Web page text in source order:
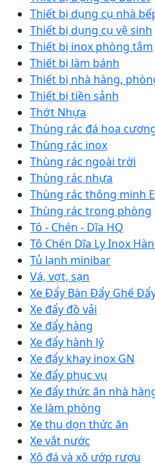
Thiết bị dụng cụ nhà
Thiết bị dụng cụ vệ sinh
Thiết bị inox phòng tắm
Thiết bị làm bánh
Thiết bị nhà hàng,
Thiết bị tiền sảnh
Thớt Nhựa
Thùng rác đá hoa
Thùng rác inox
Thùng rác ngoài trời
Thùng rác nhựa
Thùng rác thông minh
Thùng rác trong phòng
Tô - Chén - Dĩa HQ
Tô Chén Dĩa Ly Inox
Tủ lạnh minibar
Vá, vợt, sạn
Xe Đẩy Bàn Đẩy Ghế
Xe đẩy đồ vải
Xe đẩy hàng
Xe đẩy hành lý
Xe đẩy khay inox GN
Xe đẩy phục vụ
Xe đẩy thức ăn nhà
Xe làm phòng
Xe thu dọn thức ăn
Xe vắt nước
Xô đá và xô ướp rượu